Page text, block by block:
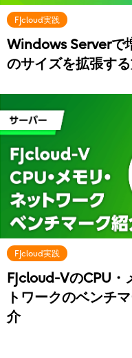
FJcloud実践
Windows Serverで
のサイズを拡張す
FJcloud実践
FJcloud-VのCPU・
トワークのベンチ
介